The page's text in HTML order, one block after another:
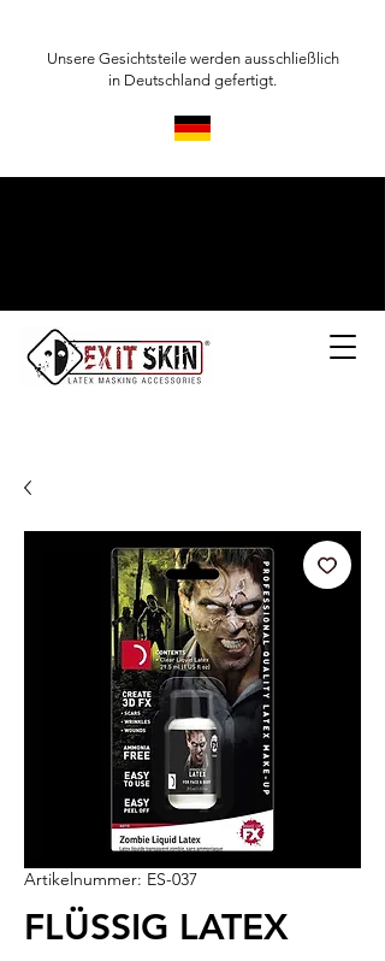
Unsere Gesichtsteile werden ausschließlich
in Deutschland gefertigt.
Artikelnummer: ES-037
FLÜSSIG LATEX